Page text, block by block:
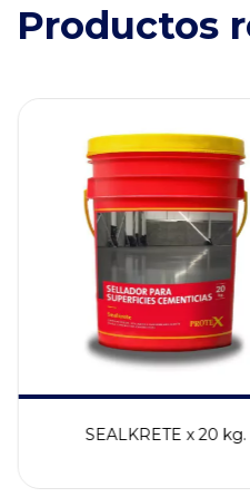
Productos
SEALKRETE x 20 kg.